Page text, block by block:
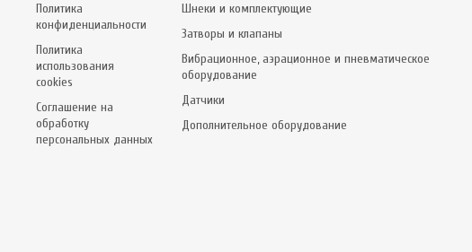
Политика
конфиденциальности
Политика
использования
cookies
Соглашение на
обработку
персональных данных
Шнеки и комплектующие
Затворы и клапаны
Вибрационное, аэрационное и пневматическое
оборудование
Датчики
Дополнительное оборудование